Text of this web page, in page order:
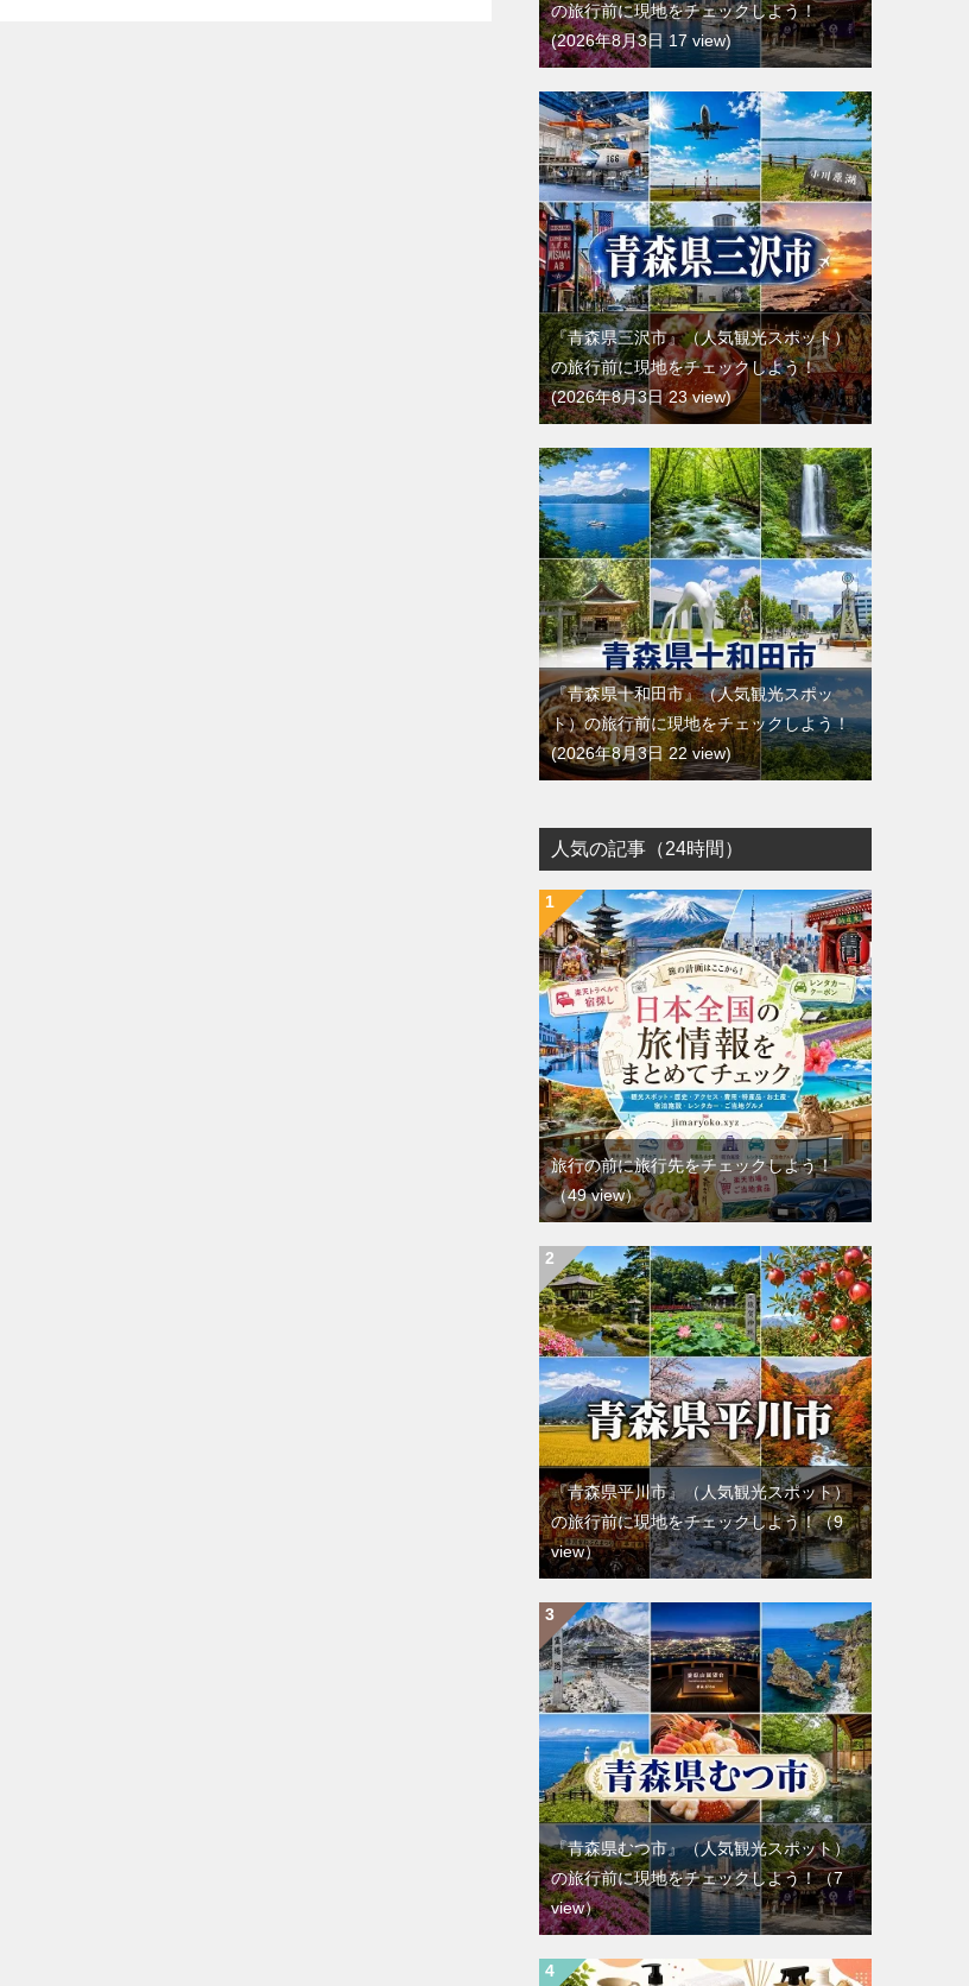
の旅行前に現地をチェックしよう！
2026年8月3日 17 view
『青森県三沢市』（人気観光スポット）
の旅行前に現地をチェックしよう！
2026年8月3日 23 view
『青森県十和田市』（人気観光スポッ
ト）の旅行前に現地をチェックしよう！
2026年8月3日 22 view
人気の記事（24時間）
旅行の前に旅行先をチェックしよう！
（49 view）
『青森県平川市』（人気観光スポット）
の旅行前に現地をチェックしよう！（9
view）
『青森県むつ市』（人気観光スポット）
の旅行前に現地をチェックしよう！（7
view）